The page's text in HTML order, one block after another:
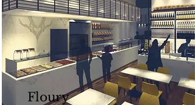
Floury